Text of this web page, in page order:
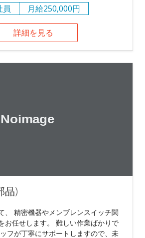
員
月給250,000円
詳細を見る
品)
、 精密機器やメンブレンスイッチ関
お任せします。 難しい作業ばかりで
フが丁寧にサポートしますので、未